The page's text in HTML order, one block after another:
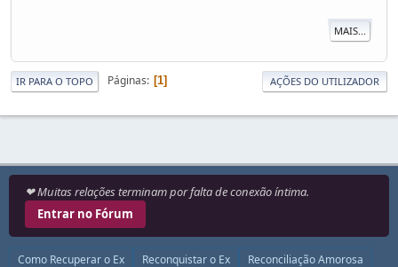
MAIS...
IR PARA O TOPO Páginas 1 AÇÕES DO UTILIZADOR
❤ Muitas relações terminam por falta de conexão íntima.
Entrar no Fórum
Como Recuperar o Ex Reconquistar o Ex Reconciliação Amorosa